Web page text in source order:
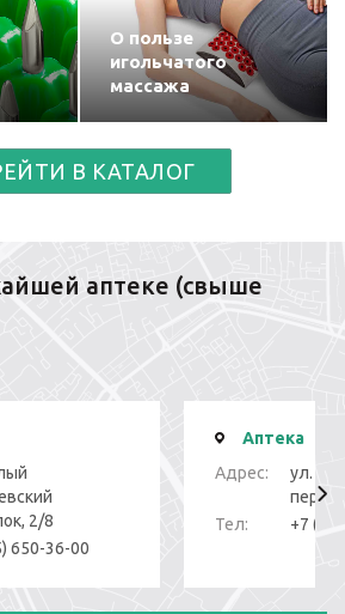
О пользе
игольчатого
массажа
В КАТАЛОГ
аптеке (свыше
2/8
650-36-00
Аптека
Адрес:
ул.
Тел:
+7